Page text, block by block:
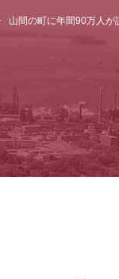
山間の町に年間90万人が